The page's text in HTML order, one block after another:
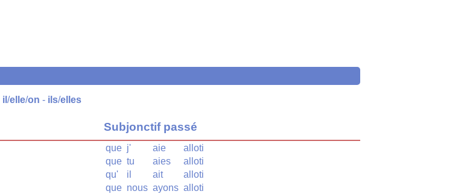
il /elle/on - ils/elles
Subjonctif passé
que j' aie
alloti
que tu aies
alloti
qu'
il ait
alloti
que nous ayons alloti